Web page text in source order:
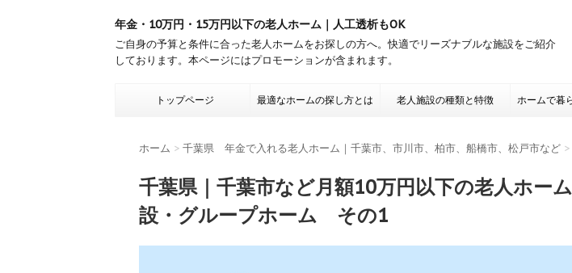
年金・10万円・15万円以下の老人ホーム｜人工透析もOK
ご自身の予算と条件に合った老人ホームをお探しの方へ。快適でリーズナブルな施設をご紹介
しております。本ページにはプロモーションが含まれます。
トップページ 最適なホームの探し方とは 老人施設の種類と特徴 ホームで暮
ホーム > 千葉県 年金で入れる老人ホーム｜千葉市、市川市、柏市、船橋市、松戸市など >
千葉県｜千葉市など月額10万円以下の老人ホー
設・グループホーム その1